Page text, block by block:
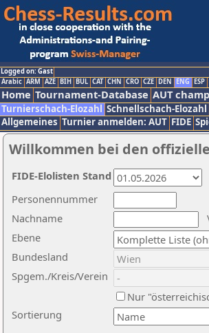
Logged on: Gast
Arabic ARM AZE BIH BUL CAT CHN CRO CZE DEN ENG ESP
Home Tournament-Database AUT
Turnierschach-Elozahl Schnellschach-Elozahl
Allgemeines Turnier anmelden: AUT FIDE
Willkommen bei den
Nachname
Ebene
Sortierung
Personennummer
Bundesland
Spgem./Kreis/Verein
Nur
FIDE-Elolisten Stand